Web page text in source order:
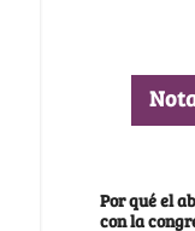
Por qué el
con la